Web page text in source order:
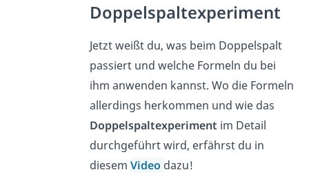
Doppelspaltexperiment
Jetzt weißt du, was beim Doppelspalt
passiert und welche Formeln du bei
ihm anwenden kannst. Wo die Formeln
allerdings herkommen und wie das
Doppelspaltexperiment im Detail
durchgeführt wird, erfährst du in
diesemVideo dazu!